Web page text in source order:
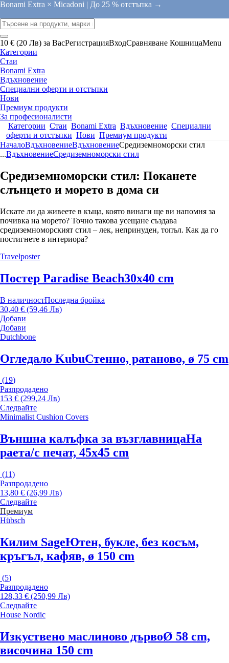
Bonami Extra × Micadoni | До 25 % отстъпка →
10 € (20 Лв) за ВасРегистрацияВходСравняване КошницаMenu
Категории
Стаи
Bonami Extra
Вдъхновение
Специални оферти и отстъпки
Нови
Премиум продукти
За професионалисти
Категории Стаи Bonami Extra Вдъхновение Специални
оферти и отстъпки Нови Премиум продукти
НачалоВдъхновениеВдъхновениеСредиземноморски стил
...ВдъхновениеСредиземноморски стил
Средиземноморски стил: Поканете
слънцето и морето в дома си
Искате ли да живеете в къща, която винаги ще ви напомня за
почивка на морето? Точно такова усещане създава
средиземноморският стил – лек, непринуден, топъл. Как да го
постигнете в интериора?
Travelposter
Постер Paradise Beach30x40 cm
В наличностПоследна бройка
30,40 € (59,46 Лв)
Добави
Добави
Dutchbone
Огледало KubuСтенно, ратаново, ø 75 cm
(19)
Разпродадено
153 € (299,24 Лв)
Следвайте
Minimalist Cushion Covers
Външна калъфка за възглавницаНа
раета/с печат, 45x45 cm
(11)
Разпродадено
13,80 € (26,99 Лв)
Следвайте
Премиум
Hübsch
Килим SageЮтен, букле, без косъм,
кръгъл, кафяв, ø 150 cm
(5)
Разпродадено
128,33 € (250,99 Лв)
Следвайте
House Nordic
Изкуствено маслиново дървоØ 58 cm,
височина 150 cm